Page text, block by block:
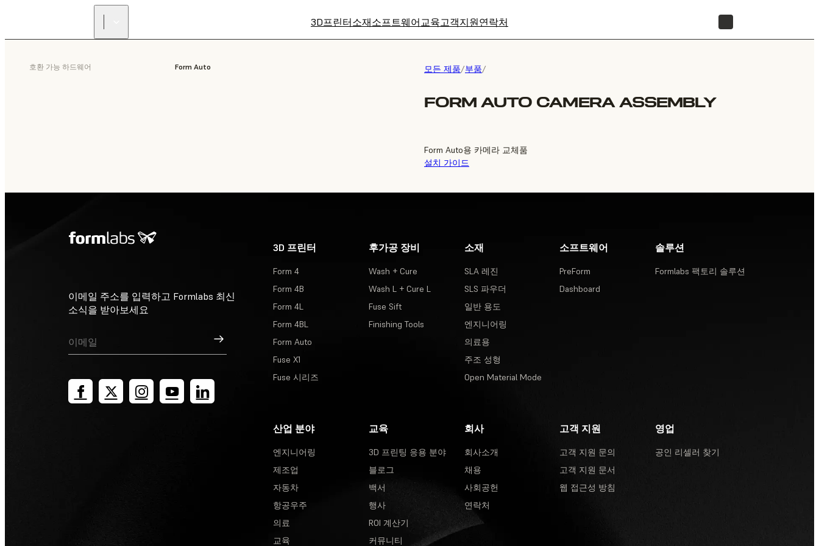
3D프린터소재소프트웨어교육고객지원연락처
모든 제품/부품/
FORM AUTO CAMERA ASSEMBLY
호환 가능 하드웨어 Form Auto
Form Auto용 카메라 교체품
설치 가이드
이메일 주소를 입력하고 Formlabs 최신
소식을 받아보세요
가입
3D 프린터
Form 4
Form 4B
Form 4L
Form 4BL
Form Auto
Fuse X1
Fuse 시리즈
후가공 장비
Wash + Cure
Wash L + Cure L
Fuse Sift
Finishing Tools
소재
SLA 레진
SLS 파우더
일반 용도
엔지니어링
의료용
주조 성형
Open Material Mode
소프트웨어
PreForm
Dashboard
솔루션
Formlabs 팩토리 솔루션
산업 분야
엔지니어링
제조업
자동차
항공우주
의료
교육
교육
3D 프린팅 응용 분야
블로그
백서
행사
ROI 계산기
커뮤니티
회사
회사소개
채용
사회공헌
연락처
고객 지원
고객 지원 문의
고객 지원 문서
웹 접근성 방침
영업
공인 리셀러 찾기